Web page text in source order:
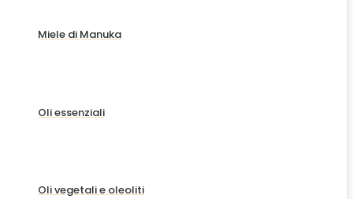
Miele di Manuka
Oli essenziali
Oli vegetali e oleoliti